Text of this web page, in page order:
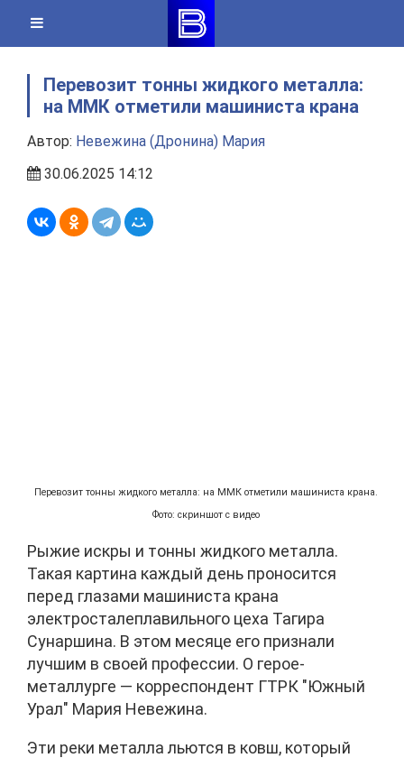
content
Перевозит тонны жидкого металла:
на ММК отметили машиниста крана
Автор: Невежина (Дронина) Мария
30.06.2025 14:12
Перевозит тонны жидкого металла: на ММК отметили машиниста крана.
Фото: скриншот с видео
Рыжие искры и тонны жидкого металла.
Такая картина каждый день проносится
перед глазами машиниста крана
электросталеплавильного цеха Тагира
Сунаршина. В этом месяце его признали
лучшим в своей профессии. О герое-
металлурге — корреспондент ГТРК "Южный
Урал" Мария Невежина.
Эти реки металла льются в ковш, который